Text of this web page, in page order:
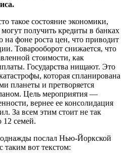
такое состояние экономики,
получить кредиты в банках
на фоне роста цен, что приводит
Товарооборот снижается, что
стоимости, как
Государства нищают. Это
которая спланирована
планеты и претворяется
Цель мероприятия —
вернее ее консолидация
За всем этим стоит не так
семей.
послал Нью-Йоркской
таким вот текстом: